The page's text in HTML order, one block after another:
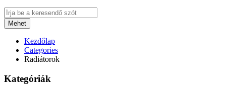
Mehet
Kezdőlap
Categories
Radiátorok
Kategóriák